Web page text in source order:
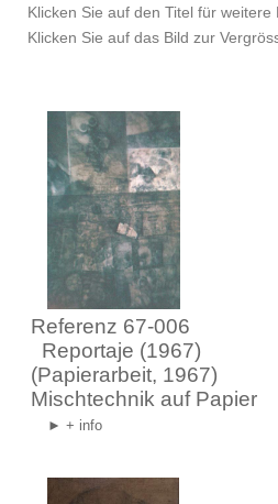
Klicken Sie auf den Titel für weitere
Klicken Sie auf das Bild zur
Referenz 67-006
Reportaje (1967)
(Papierarbeit, 1967)
Mischtechnik auf Papier
► + info